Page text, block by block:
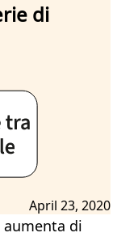
di
April 23, 2020
di